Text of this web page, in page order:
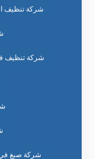
شركة تنظيف
شركة تنظيف
شركة صبغ في